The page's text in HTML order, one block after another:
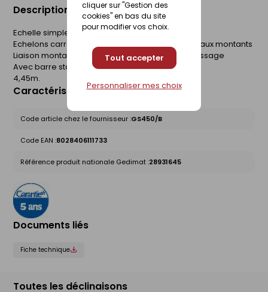
cliquer sur "Gestion des
cookies" en bas du site
pour modifier vos choix.
Tout accepter
Personnaliser mes choix
Description du produit
Echelle simple tout aluminium
Echelons carrés 30x30 mm solidement bloqués aux montants
Liaison montant / échelon par expansion et sertissage
Avec barre stabilisatrice
4,45m.
Caractéristiques du produit
Code article chez le fournisseur :GS450/B
Code EAN :8028406111733
Référence produit nationale Gedimat :28931645
Documents liés
Fiche technique
Toutes les déclinaisons